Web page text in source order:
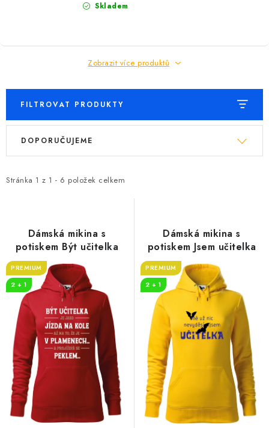
Skladem
Zobrazit více produktů
FILTROVAT PRODUKTY
V
i
d
u
Stránka 1 z 1 - 6 položek celkem
Ř
e
o
d
ů
DOPORUČUJEME
Dámská mikina s
potiskem Být učitelka
PREMIUM
2 + 1
Dámská mikina s
potiskem Jsem učitelka
PREMIUM
2 + 1